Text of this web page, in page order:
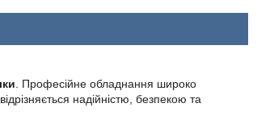
. Професійне обладнання широко
надійністю, безпекою та